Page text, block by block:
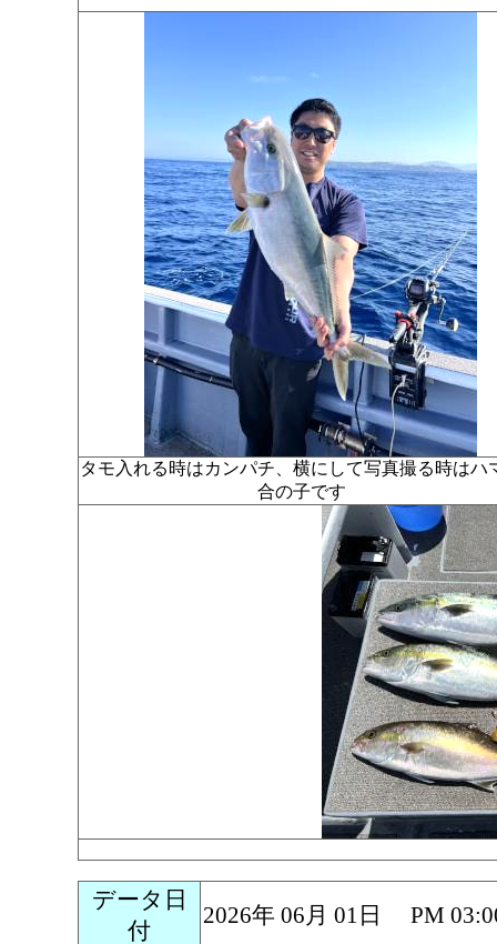
タモ入れる時はカンパチ、横にして写真撮る時はハ
合の子です
データ日
付
2026年 06月 01日 PM